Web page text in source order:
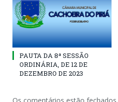
PAUTA DA 8ª SESSÃO
ORDINÁRIA, DE 12 DE
DEZEMBRO DE 2023